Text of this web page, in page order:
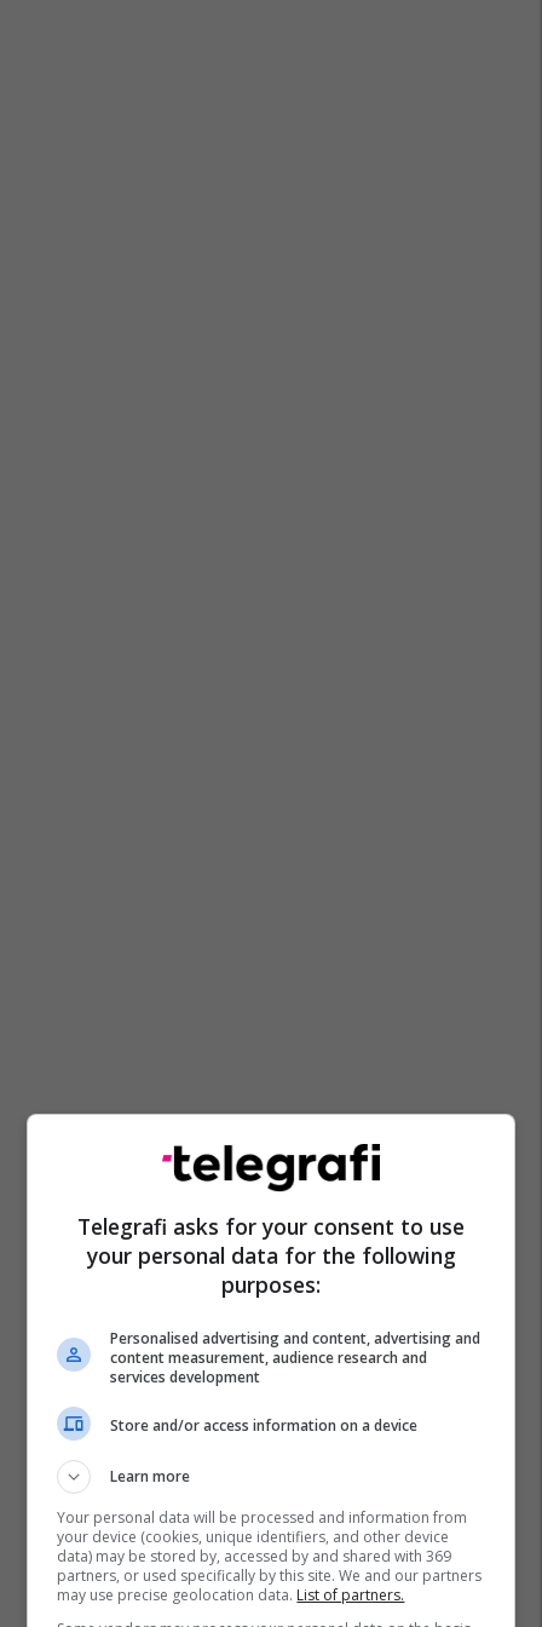
Telegrafi asks for your consent to use
your personal data for the following
purposes:
Personalised advertising and content, advertising and
content measurement, audience research and
services development
Store and/or access information on a device
Learn more
Your personal data will be processed and information from
your device (cookies, unique identifiers, and other device
data) may be stored by, accessed by and shared with 369
partners, or used specifically by this site. We and our partners
may use precise geolocation data. List of partners.